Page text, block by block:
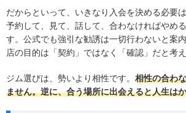
だからといって、いきなり入会を決める必要
予約して、見て、話して、合わなければやめ
す。公式でも強引な勧誘は一切行わないと案
店の目的は「契約」ではなく「確認」だと考え
ジム選びは、勢いより相性です。 相性の合わ
ません。逆に、合う場所に出会えると人生は